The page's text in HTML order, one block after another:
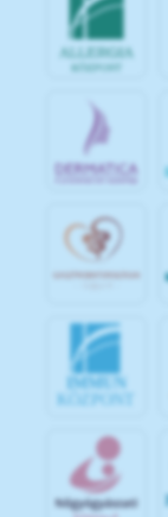
IMMUN
KÖZPONT